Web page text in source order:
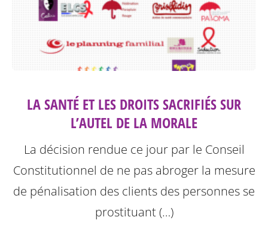
LA SANTÉ ET LES DROITS SACRIFIÉS SUR
L’AUTEL DE LA MORALE
La décision rendue ce jour par le Conseil
Constitutionnel de ne pas abroger la mesure
de pénalisation des clients des personnes se
prostituant (…)